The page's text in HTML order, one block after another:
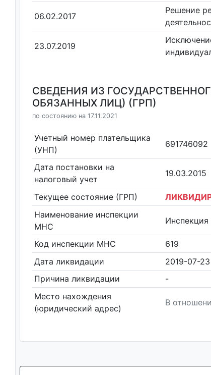
06.02.2017
Решение
23.07.2019
СВЕДЕНИЯ ИЗ
ОБЯЗАННЫХ ЛИЦ) (ГРП)
по состоянию на 17.11.2021
Учетный номер плательщика
(УНП)
691746092
Дата постановки на
налоговый учет
19.03.2015
Текущее состояние (ГРП)
Наименование инспекции
МНС
Код инспекции МНС
619
Дата ликвидации
2019-07-23
Причина ликвидации
-
Место нахождения
(юридический адрес)
В